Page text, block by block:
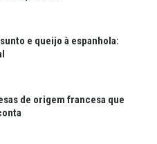
e queijo à espanhola:
de origem francesa que